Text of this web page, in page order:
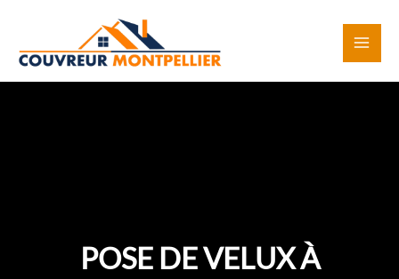
contenu
POSE DE VELUX À